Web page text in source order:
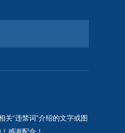
“违禁词”介绍的文字或图